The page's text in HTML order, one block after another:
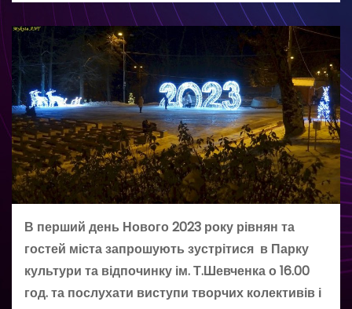
В перший день Нового 2023 року рівнян та
гостей міста запрошують зустрітися в Парку
культури та відпочинку ім. Т.Шевченка о 16.00
год. та послухати виступи творчих колективів і